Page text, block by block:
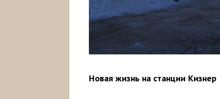
Новая жизнь на станции Кизнер